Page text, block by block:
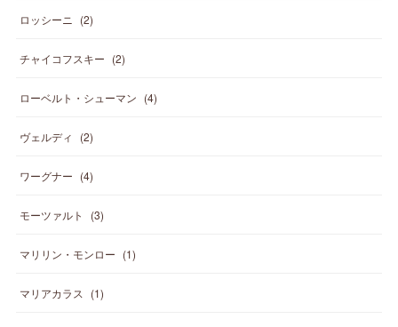
ロッシーニ (2)
チャイコフスキー (2)
ローベルト・シューマン (4)
ヴェルディ (2)
ワーグナー (4)
モーツァルト (3)
マリリン・モンロー (1)
マリアカラス (1)